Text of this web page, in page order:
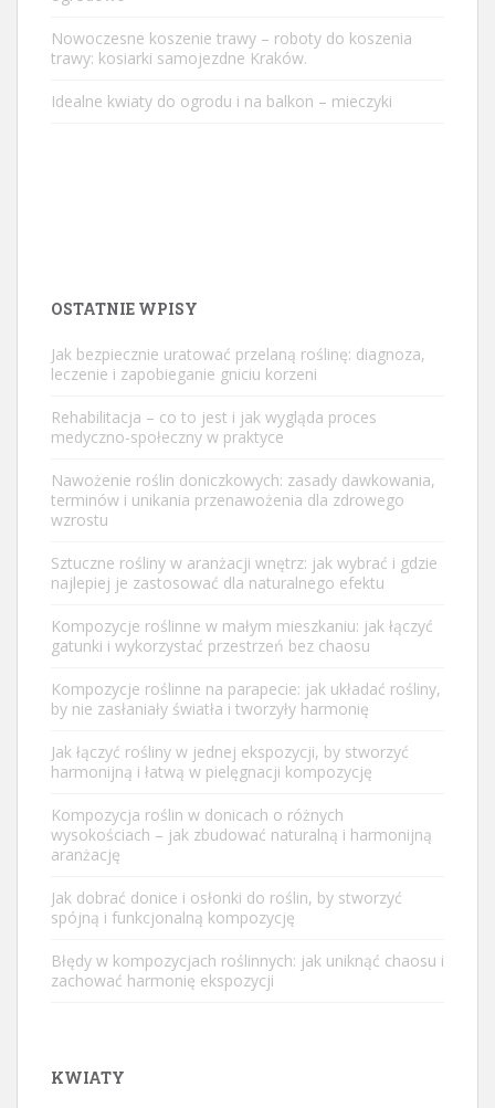
Nowoczesne koszenie trawy – roboty do koszenia
trawy: kosiarki samojezdne Kraków.
Idealne kwiaty do ogrodu i na balkon – mieczyki
OSTATNIE WPISY
Jak bezpiecznie uratować przelaną roślinę: diagnoza,
leczenie i zapobieganie gniciu korzeni
Rehabilitacja – co to jest i jak wygląda proces
medyczno-społeczny w praktyce
Nawożenie roślin doniczkowych: zasady dawkowania,
terminów i unikania przenawożenia dla zdrowego
wzrostu
Sztuczne rośliny w aranżacji wnętrz: jak wybrać i gdzie
najlepiej je zastosować dla naturalnego efektu
Kompozycje roślinne w małym mieszkaniu: jak łączyć
gatunki i wykorzystać przestrzeń bez chaosu
Kompozycje roślinne na parapecie: jak układać rośliny,
by nie zasłaniały światła i tworzyły harmonię
Jak łączyć rośliny w jednej ekspozycji, by stworzyć
harmonijną i łatwą w pielęgnacji kompozycję
Kompozycja roślin w donicach o różnych
wysokościach – jak zbudować naturalną i harmonijną
aranżację
Jak dobrać donice i osłonki do roślin, by stworzyć
spójną i funkcjonalną kompozycję
Błędy w kompozycjach roślinnych: jak uniknąć chaosu i
zachować harmonię ekspozycji
KWIATY